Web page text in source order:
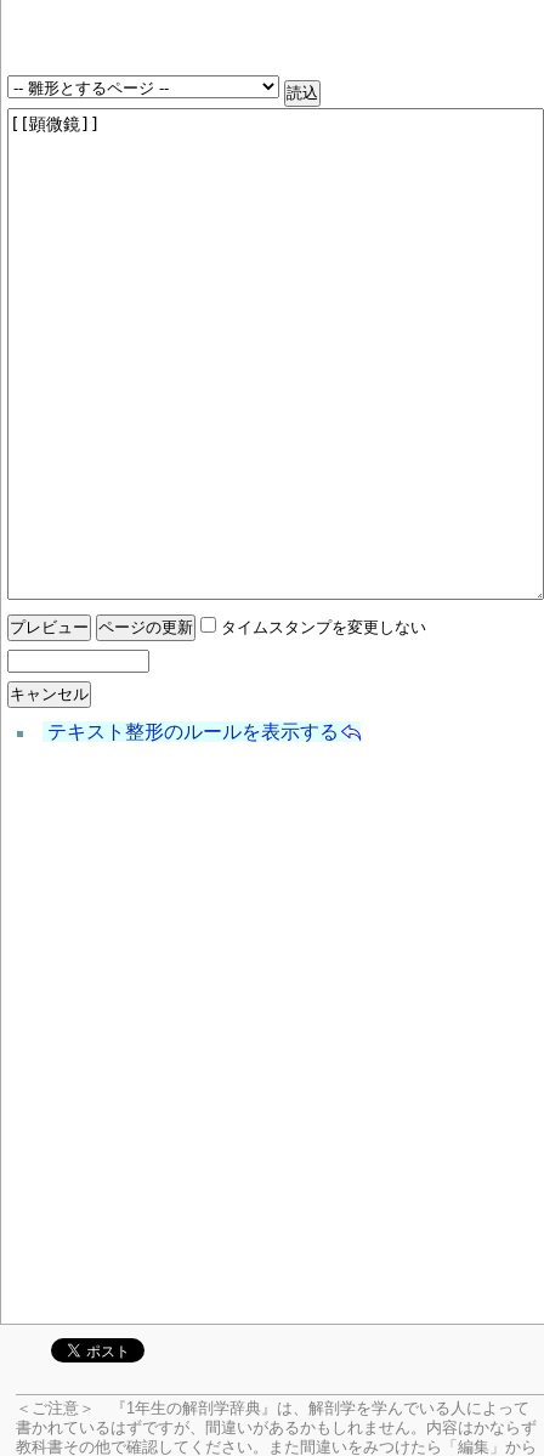
タイムスタンプを変更しない
テキスト整形のルールを表示する
＜ご注意＞ 『1年生の解剖学辞典』は、解剖学を学んでいる人によって
書かれているはずですが、間違いがあるかもしれません。内容はかならず
教科書その他で確認してください。
また間違いをみつけたら「編集」から